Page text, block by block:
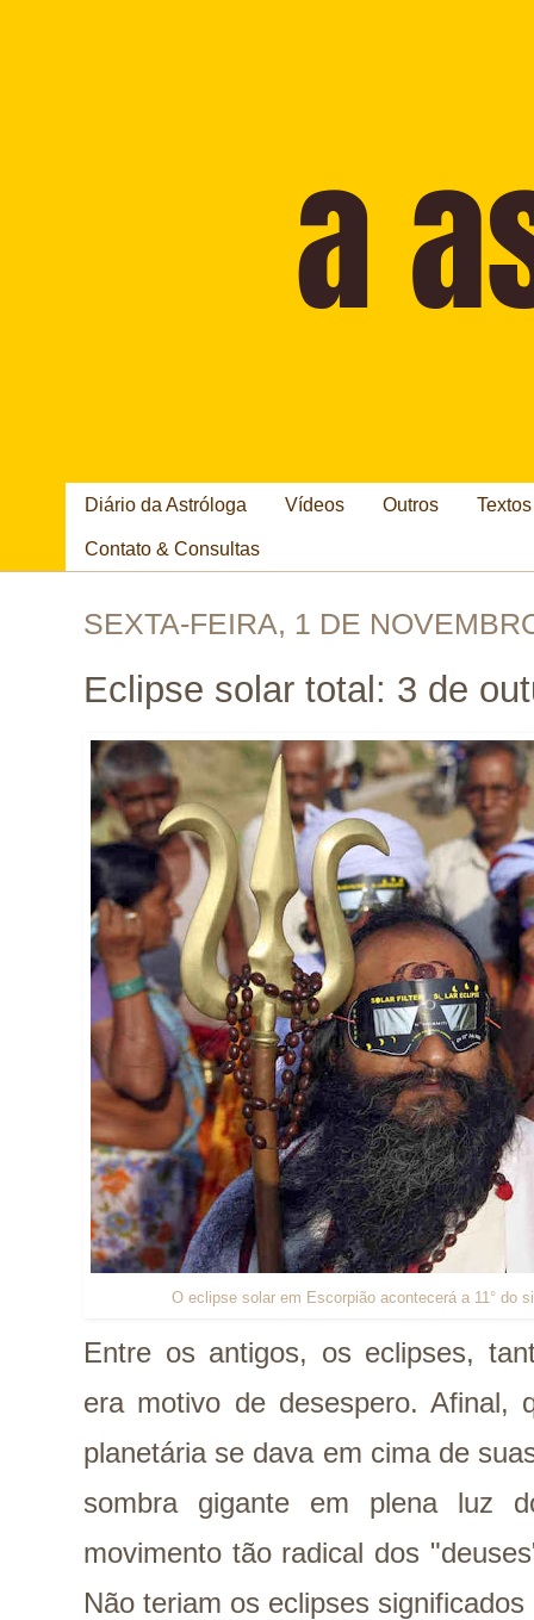
Diário da Astróloga Vídeos Outros
Contato & Consultas
SEXTA-FEIRA, 1 DE
Eclipse solar total: 3 de
O eclipse solar em Escorpião acontecerá a 11° do
Entre os antigos, os eclipses,
era motivo de desespero. Afinal,
planetária se dava em cima de
sombra gigante em plena luz
movimento tão radical dos
Não teriam os eclipses significados